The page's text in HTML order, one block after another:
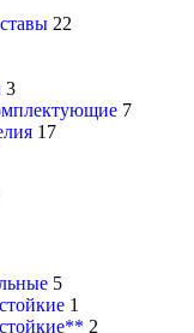
22
3
7
17
5
1
2